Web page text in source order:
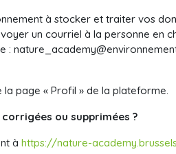
à stocker et traiter vos
un courriel à la personne en
:
page « Profil » de la plateforme.
ou supprimées ?
à https://nature-